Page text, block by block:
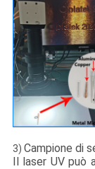
3) Campione di
Il laser UV può